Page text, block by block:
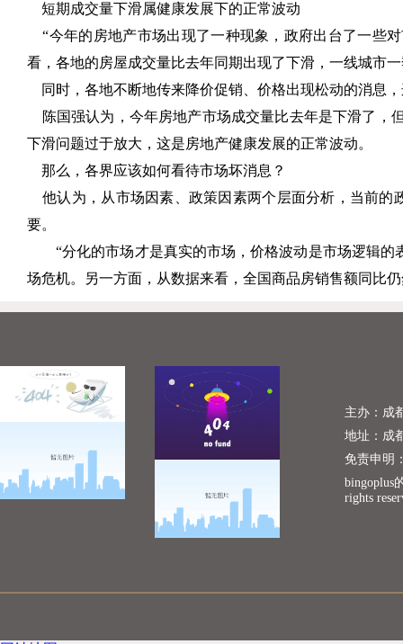
短期成交量下滑属健康发展下的正常波动
“今年的房地产市场出现了一种现象，政府出台了一些
看，各地的房屋成交量比去年同期出现了下滑，一线城市
同时，各地不断地传来降价促销、价格出现松动的消息
陈国强认为，今年房地产市场成交量比去年是下滑了，
下滑问题过于放大，这是房地产健康发展的正常波动。
那么，各界应该如何看待市场坏消息？
他认为，从市场因素、政策因素两个层面分析，当前的
要。
“分化的市场才是真实的市场，价格波动是市场逻辑
场危机。另一方面，从数据来看，全国商品房销售额同比
主办：成
地址：成
免责申明
bingoplus
rights